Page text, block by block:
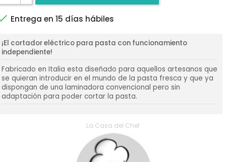
Entrega en 15 días hábiles
¡El cortador eléctrico para pasta con funcionamiento
independiente!
Fabricado en Italia esta diseñado para aquellos artesanos que
se quieran introducir en el mundo de la pasta fresca y que ya
dispongan de una laminadora convencional pero sin
adaptación para poder cortar la pasta.
La Casa del Chef